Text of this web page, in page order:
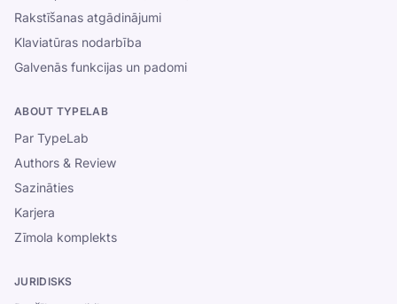
Rakstīšanas atgādinājumi
Klaviatūras nodarbība
Galvenās funkcijas un padomi
ABOUT TYPELAB
Par TypeLab
Authors & Review
Sazināties
Karjera
Zīmola komplekts
JURIDISKS